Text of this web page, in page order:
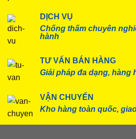
DỊCH VỤ
Chống thấm chuyên
hành
TƯ VẤN BÁN HÀNG
Giải pháp đa dạng, hàng
VẬN CHUYỂN
Kho hàng toàn quốc,